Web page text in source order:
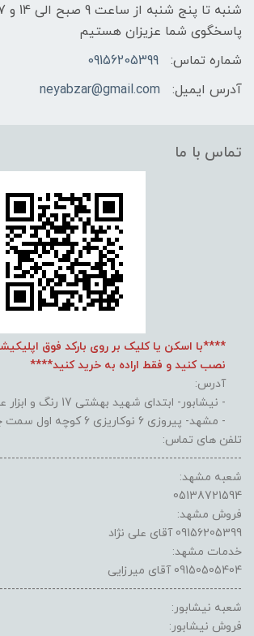
پاسخگوی شما عزیزان هستیم
شماره تماس:
09156205399
آدرس ایمیل:
neyabzar@gmail.com
تماس با ما
****با اسکن یا کلیک بر روی بارکد فوق
نصب کنید و فقط اراده به خرید کنید****
آدرس:
- نیشابور- ابتدای شهید بهشتی 17 رنگ و ابزار علی نژاد
- مشهد- پیروزی 6 نوکاریزی 6 کوچه اول سمت چپ
تلفن های تماس:
شعبه مشهد:
05138721594
فروش مشهد:
09156205399 آقای علی نژاد
خدمات مشهد:
09150505404 آقای میرزایی
شعبه نیشابور:
فروش نیشابور: